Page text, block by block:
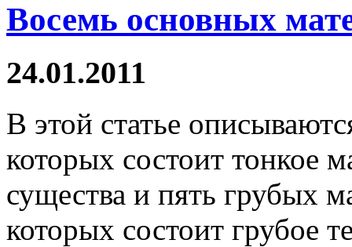
Восемь основных
24.01.2011
В этой статье
которых состоит тонкое
существа и пять грубых
которых состоит грубое